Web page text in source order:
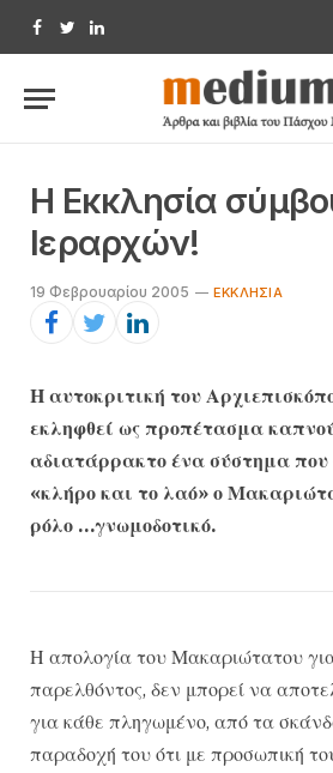
Facebook
TwitterLinkedIn
Η Εκκλησία
Ιεραρχών!
19 Φεβρουαρίου 2005 ΕΚΚΛΗΣΊΑ
Η αυτοκριτική του
εκληφθεί ως προπέτασμα
αδιατάρρακτο ένα σύστημα που
«κλήρο και το λαό» ο
ρόλο …γνωμοδοτικό.
Η απολογία του Μακαριώτατου
παρελθόντος, δεν μπορεί να
για κάθε πληγωμένο, από τα
παραδοχή του ότι με προσωπική